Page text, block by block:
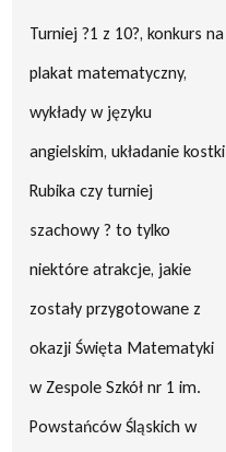
Turniej ?1 z 10?, konkurs na
plakat matematyczny,
wykłady w języku
angielskim, układanie kostki
Rubika czy turniej
szachowy ? to tylko
niektóre atrakcje, jakie
zostały przygotowane z
okazji Święta Matematyki
w Zespole Szkół nr 1 im.
Powstańców Śląskich w